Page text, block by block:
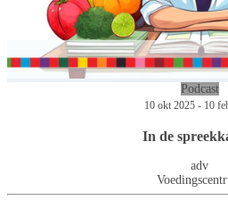
Podcast
10 okt 2025 - 10
In de
adv